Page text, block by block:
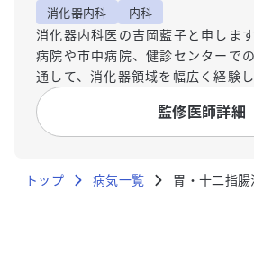
消化器内科
内科
消化器内科医の吉岡藍子と申しま
病院や市中病院、健診センターで
通して、消化器領域を幅広く経験
診療の現場では、専門的な用語や
に、患者様が戸惑いや不安を感じ
いました。医療機関で提供される
自身の病気や体、そして健康につ
監修医師詳細
トップ 病気一覧 胃・十二指腸